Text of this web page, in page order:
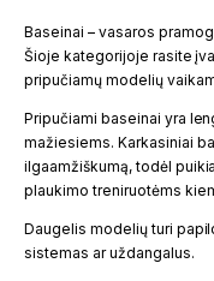
Baseinai – vasaros
Šioje kategorijoje rasite
pripučiamų modelių
Pripučiami baseinai yra
mažiesiems. Karkasiniai
ilgaamžiškumą, todėl
plaukimo treniruotėms
Daugelis modelių turi
sistemas ar uždangalus.